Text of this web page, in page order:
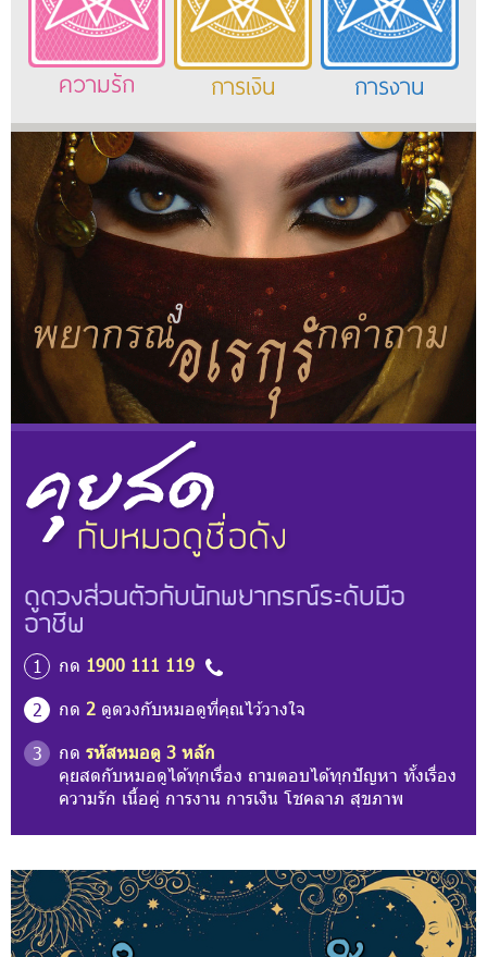
ความรัก การเงิน การงาน
ดูดวงส่วนตัวกับนักพยากรณ์ระดับมือ
อาชีพ
1 กด 1900 111 119
2
กด 2 ดูดวงกับหมอดูที่คุณไว้วางใจ
3
กด รหัสหมอดู 3 หลัก
คุยสดกับหมอดูได้ทุกเรื่อง ถามตอบได้ทุกปัญหา ทั้งเรื่อง
ความรัก เนื้อคู่ การงาน การเงิน โชคลาภ สุขภาพ